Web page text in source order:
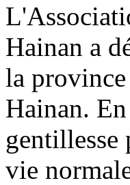
Hainan a
la
Hainan.
gentillesse
vie